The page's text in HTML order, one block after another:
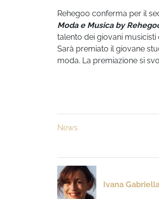
Rehegoo conferma per il
Moda e Musica by
talento dei giovani
Sarà premiato il giovane
moda. La premiazione si
News
Ivana